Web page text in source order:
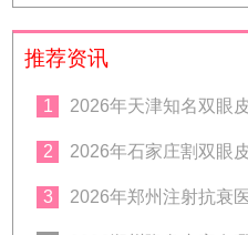
填充专家前十名预约
推荐资讯
1
2
3